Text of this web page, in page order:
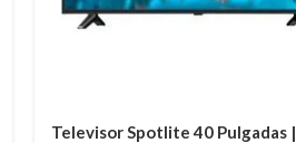
Televisor Spotlite 40 Pulgadas |